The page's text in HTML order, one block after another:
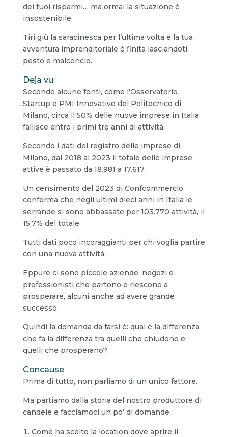
dei tuoi risparmi… ma ormai la situazione è
insostenibile.
Tiri giù la saracinesca per l’ultima volta e la tua
avventura imprenditoriale è finita lasciandoti
pesto e malconcio.
Deja vu
Secondo alcune fonti, come l’Osservatorio
Startup e PMI Innovative del Politecnico di
Milano, circa il 50% delle nuove imprese in Italia
fallisce entro i primi tre anni di attività.
Secondo i dati del registro delle imprese di
Milano, dal 2018 al 2023 il totale delle imprese
attive è passato da 18.981 a 17.617.
Un censimento del 2023 di Confcommercio
conferma che negli ultimi dieci anni in Italia le
serrande si sono abbassate per 103.770 attività, il
15,7% del totale.
Tutti dati poco incoraggianti per chi voglia partire
con una nuova attività.
Eppure ci sono piccole aziende, negozi e
professionisti che partono e riescono a
prosperare, alcuni anche ad avere grande
successo.
Quindi la domanda da farsi è: qual è la differenza
che fa la differenza tra quelli che chiudono e
quelli che prosperano?
Concause
Prima di tutto, non parliamo di un unico fattore.
Ma partiamo dalla storia del nostro produttore di
candele e facciamoci un po’ di domande.
Come ha scelto la location dove aprire il